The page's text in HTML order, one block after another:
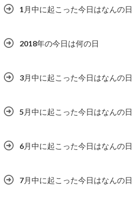
1月中に起こった今日はなんの日
2018年の今日は何の日
3月中に起こった今日はなんの日
5月中に起こった今日はなんの日
6月中に起こった今日はなんの日
7月中に起こった今日はなんの日